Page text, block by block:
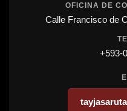
OFICINA DE
Calle Francisco de
+593-